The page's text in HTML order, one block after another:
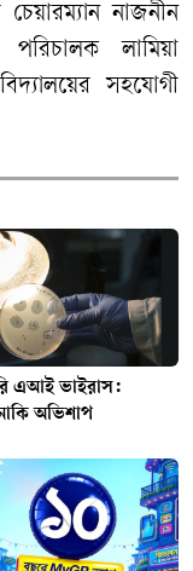
নাজনীন
পরিচালক লামিয়া
সহযোগী
এআই ভাইরাস:
অভিশাপ